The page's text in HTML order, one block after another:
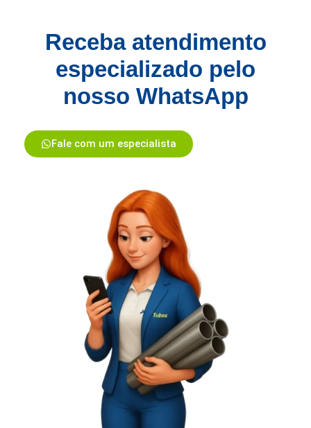
Receba atendimento
especializado pelo
nosso WhatsApp
Fale com um especialista